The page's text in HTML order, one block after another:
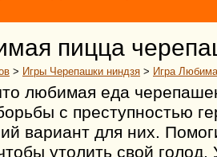
пицца
> Игры Черепашки ниндзя > Игра
любимая еда
с преступностью
вариант для них.
утолить свой